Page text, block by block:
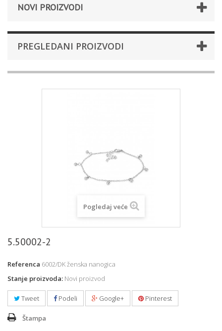
NOVI PROIZVODI
PREGLEDANI PROIZVODI
Pogledaj veće
5.50002-2
Referenca 6002/DK ženska nanogica
Stanje proizvoda: Novi proizvod
Tweet Podeli Google+ Pinterest
Štampa